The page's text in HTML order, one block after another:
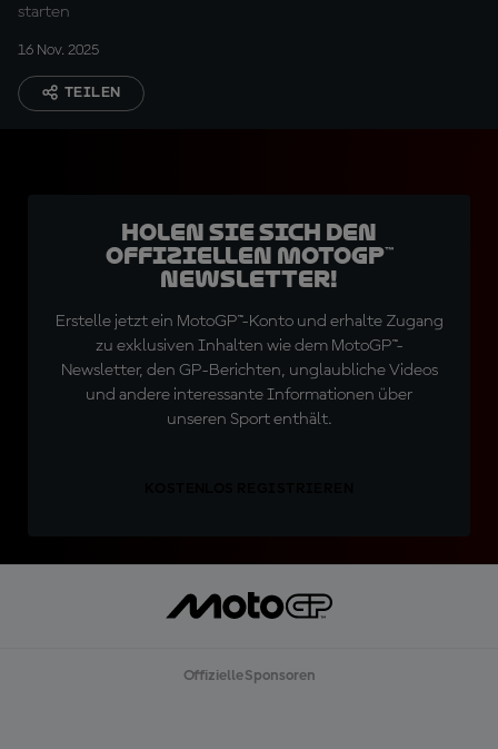
starten
16 Nov. 2025
TEILEN
Holen Sie sich den
offiziellen MotoGP™
Newsletter!
Erstelle jetzt ein MotoGP™-Konto und erhalte Zugang
zu exklusiven Inhalten wie dem MotoGP™-
Newsletter, den GP-Berichten, unglaubliche Videos
und andere interessante Informationen über
unseren Sport enthält.
Offizielle Sponsoren